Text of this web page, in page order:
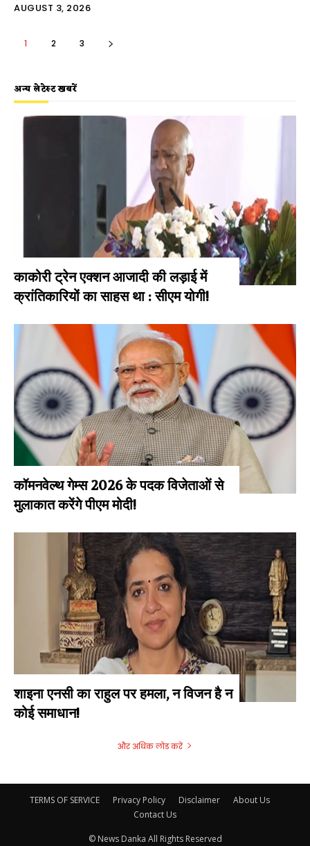
AUGUST 3, 2026
1 2 3
अन्य लेटेस्ट खबरें
काकोरी ट्रेन एक्शन आजादी की लड़ाई में
क्रांतिकारियों का साहस था : सीएम योगी!
कॉमनवेल्थ गेम्स 2026 के पदक विजेताओं से
मुलाकात करेंगे पीएम मोदी!
शाइना एनसी का राहुल पर हमला, न विजन है न
कोई समाधान!
और अधिक लोड करें
TERMS OF SERVICE Privacy Policy Disclaimer
About Us
Contact Us
© News Danka All Rights Reserved